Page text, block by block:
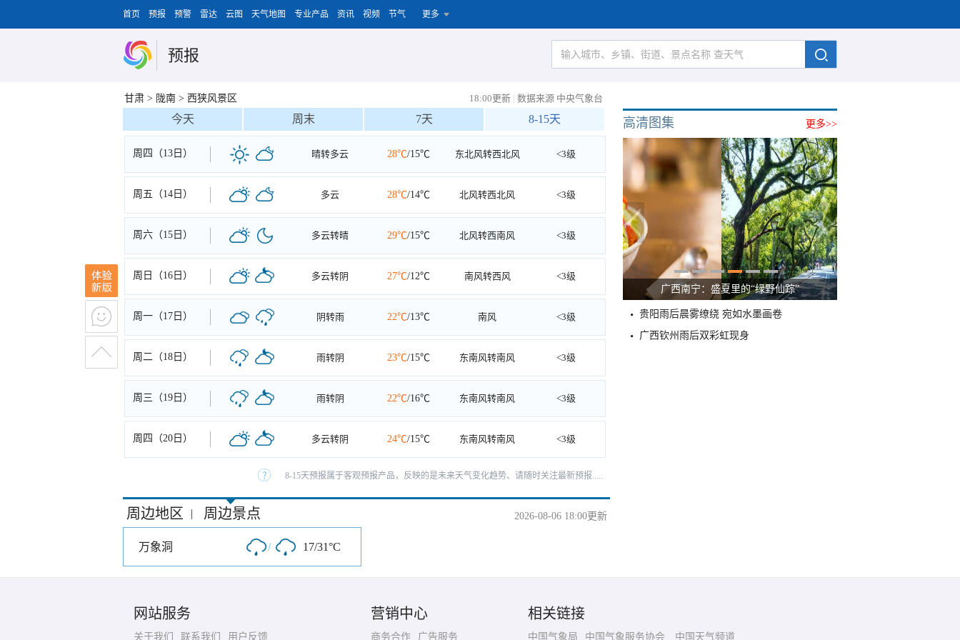
首页 预报 预警 雷达 云图 天气地图 专业产品 资讯 视频 节气 更多
预报
甘肃 > 陇南 > 西狭风景区 18:00更新 | 数据来源 中央气象台
今天 周末 7天 8-15天
周四（13日） 晴转多云 28℃/15℃ 东北风转西北风 <3级
周五（14日） 多云 28℃/14℃ 北风转西北风 <3级
周六（15日） 多云转晴 29℃/15℃ 北风转西南风 <3级
周日（16日） 多云转阴 27℃/12℃ 南风转西风 <3级
周一（17日） 阴转雨 22℃/13℃ 南风 <3级
周二（18日） 雨转阴 23℃/15℃ 东南风转南风 <3级
周三（19日） 雨转阴 22℃/16℃ 东南风转南风 <3级
周四（20日） 多云转阴 24℃/15℃ 东南风转南风 <3级
8-15天预报属于客观预报产品，反映的是未来天气变化趋势、请随时关注最新预报.....
周边地区 | 周边景点 2026-08-06 18:00更新
万象洞 / 17/31°C
更多>>
高清图集
广西南宁：盛夏里的“绿野仙踪”
贵阳雨后晨雾缭绕 宛如水墨画卷
广西钦州雨后双彩虹现身
网站服务
关于我们 联系我们 用户反馈
营销中心
商务合作 广告服务
相关链接
中国气象局 中国气象服务协会 中国天气频道